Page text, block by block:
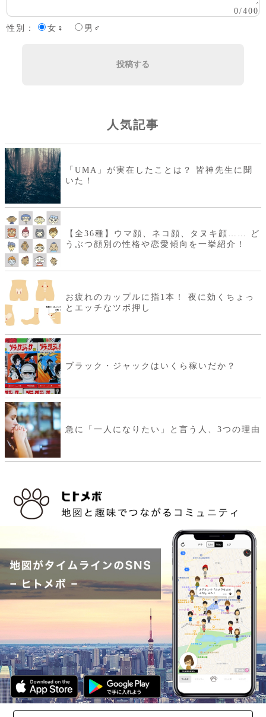
0/400
性別：
女♀ 男♂
投稿する
人気記事
「UMA」が実在したことは？ 皆神先生に聞
いた！
【全36種】ウマ顔、ネコ顔、タヌキ顔…… ど
うぶつ顔別の性格や恋愛傾向を一挙紹介！
お疲れのカップルに指1本！ 夜に効くちょっ
とエッチなツボ押し
ブラック・ジャックはいくら稼いだか？
急に「一人になりたい」と言う人、3つの理由